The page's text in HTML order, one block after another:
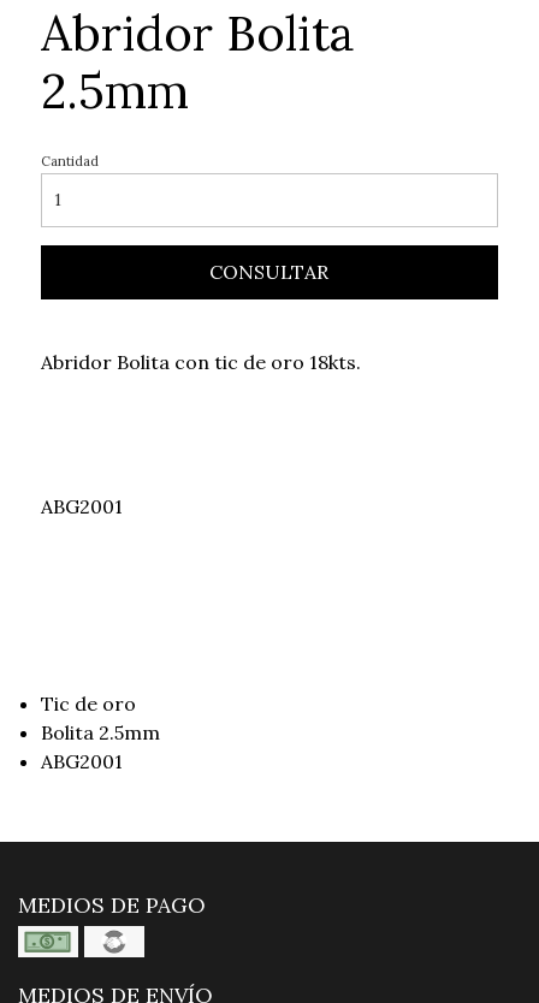
Abridor Bolita
2.5mm
Cantidad
CONSULTAR
Abridor Bolita con tic de oro 18kts.
ABG2001
Tic de oro
Bolita 2.5mm
ABG2001
MEDIOS DE PAGO
MEDIOS DE ENVÍO